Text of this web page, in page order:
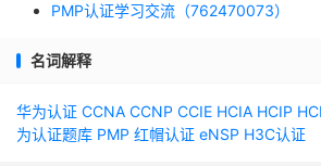
PMP认证学习交流（762470073）
名词解释
华为认证 CCNA CCNP CCIE HCIA HCIP
为认证题库 PMP 红帽认证 eNSP H3C认证